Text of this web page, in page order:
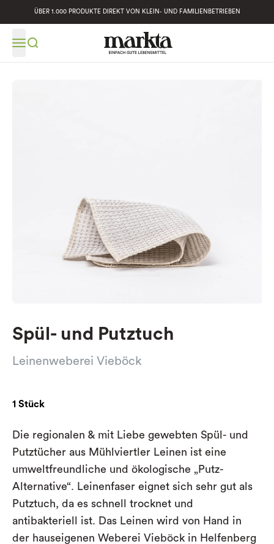
ÜBER 1.000 PRODUKTE DIREKT VON KLEIN- UND FAMILIENBETRIEBEN
Spül- und Putztuch
Leinenweberei Vieböck
1 Stück
Die regionalen & mit Liebe gewebten Spül- und
Putztücher aus Mühlviertler Leinen ist eine
umweltfreundliche und ökologische „Putz-
Alternative“. Leinenfaser eignet sich sehr gut als
Putztuch, da es schnell trocknet und
antibakteriell ist. Das Leinen wird von Hand in
der hauseigenen Weberei Vieböck in Helfenberg